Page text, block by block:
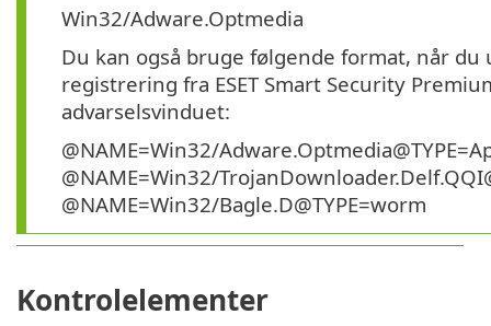
Win32/Adware.Optmedia
Du kan også bruge følgende format, når du
registrering fra ESET Smart Security
advarselsvinduet:
@NAME=Win32/
@NAME=Win32/
@NAME=Win32/Bagle.D@TYPE=worm
Kontrolelementer